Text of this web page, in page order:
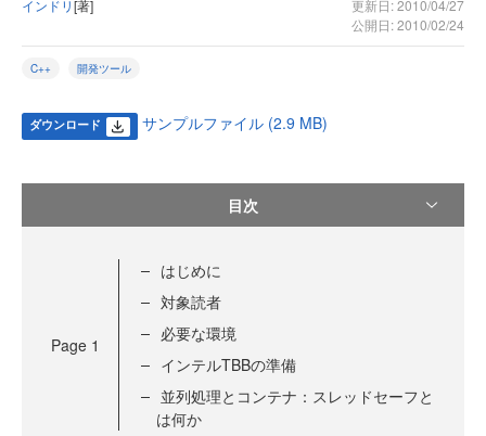
インドリ[著]
更新日: 2010/04/27
公開日: 2010/02/24
C++ 開発ツール
ダウンロード サンプルファイル (2.9 MB)
目次
Page 1
はじめに
対象読者
必要な環境
インテルTBBの準備
並列処理とコンテナ：スレッドセーフと
は何か